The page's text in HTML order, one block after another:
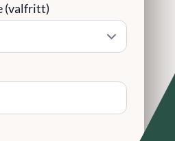
(valfritt)